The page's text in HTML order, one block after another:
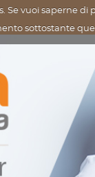
Se vuoi saperne
sottostante